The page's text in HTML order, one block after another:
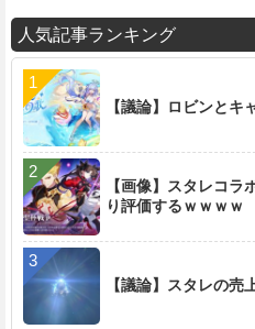
人気記事ランキング
【議論】ロビンとキ
【画像】スタレコラ
り評価するｗｗｗｗ
【議論】スタレの売